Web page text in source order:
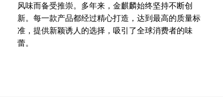
风味而备受推崇。多年来，金麒麟始终坚持不断创
新。每一款产品都经过精心打造，达到最高的质量标
准，提供新颖诱人的选择，吸引了全球消费者的味
蕾。